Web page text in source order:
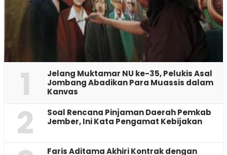
1
Jelang Muktamar NU ke-35, Pelukis Asal
Jombang Abadikan Para Muassis dalam
Kanvas
2
‎Soal Rencana Pinjaman Daerah Pemkab
Jember, Ini Kata Pengamat Kebijakan ‎
Faris Aditama Akhiri Kontrak dengan